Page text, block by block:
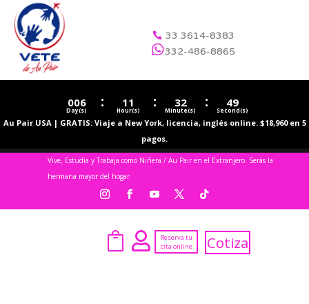
 33 3614-8383
332-486-8865

006
Day(s) : 11
Hour(s) : 32
Minute(s) : 49
Second(s)
Au Pair USA | GRATIS: Viaje a New York, licencia, inglés online. $18,960 en 5
pagos.
Vive, Estudia y Trabaja como Niñera / Au Pair en el Extranjero. Serás la
hermana mayor del hogar
 
Reserva tu
cita online
Cotiza